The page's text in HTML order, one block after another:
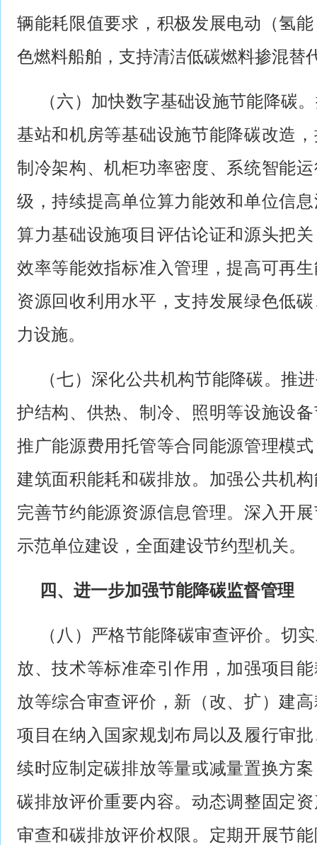
辆能耗限值要求，积极发展电动（氢
色燃料船舶，支持清洁低碳燃料掺混替
（六）加快数字基础设施节能降碳
基站和机房等基础设施节能降碳改造
制冷架构、机柜功率密度、系统智能
级，持续提高单位算力能效和单位信
算力基础设施项目评估论证和源头把
效率等能效指标准入管理，提高可再
资源回收利用水平，支持发展绿色低
力设施。
（七）深化公共机构节能降碳。推
护结构、供热、制冷、照明等设施设
推广能源费用托管等合同能源管理模
建筑面积能耗和碳排放。加强公共机
完善节约能源资源信息管理。深入开
示范单位建设，全面建设节约型机关。
四、进一步加强节能降碳监督管理
（八）严格节能降碳审查评价。切
放、技术等标准牵引作用，加强项目
放等综合审查评价，新（改、扩）建
项目在纳入国家规划布局以及履行审
续时应制定碳排放等量或减量置换方
碳排放评价重要内容。动态调整固定
审查和碳排放评价权限。定期开展节